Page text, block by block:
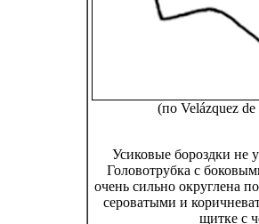
(по Velázquez
Усиковые бороздки не
Головотрубка с
очень сильно округлена
сероватыми и
щитке с